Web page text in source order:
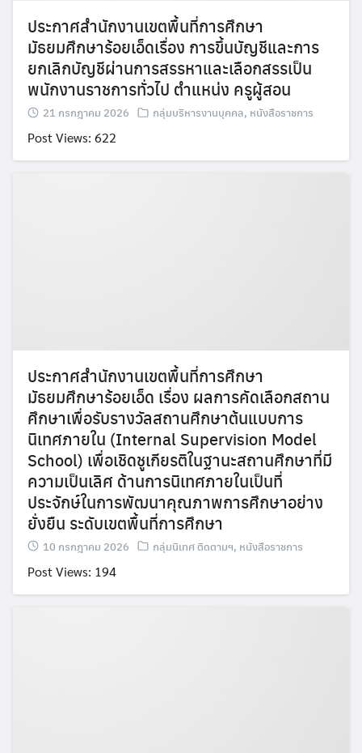
ประกาศสำนักงานเขตพื้นที่การศึกษา
มัธยมศึกษาร้อยเอ็ดเรื่อง การขึ้นบัญชีและการ
ยกเลิกบัญชีผ่านการสรรหาและเลือกสรรเป็น
พนักงานราชการทั่วไป ตำแหน่ง ครูผู้สอน
21 กรกฎาคม 2026 กลุ่มบริหารงานบุคคล, หนังสือราชการ
Post Views: 622
ประกาศสำนักงานเขตพื้นที่การศึกษา
มัธยมศึกษาร้อยเอ็ด เรื่อง ผลการคัดเลือกสถาน
ศึกษาเพื่อรับรางวัลสถานศึกษาต้นแบบการ
นิเทศภายใน (Internal Supervision Model
School) เพื่อเชิดชูเกียรติในฐานะสถานศึกษาที่มี
ความเป็นเลิศ ด้านการนิเทศภายในเป็นที่
ประจักษ์ในการพัฒนาคุณภาพการศึกษาอย่าง
ยั่งยืน ระดับเขตพื้นที่การศึกษา
10 กรกฎาคม 2026 กลุ่มนิเทศ ติดตามฯ, หนังสือราชการ
Post Views: 194